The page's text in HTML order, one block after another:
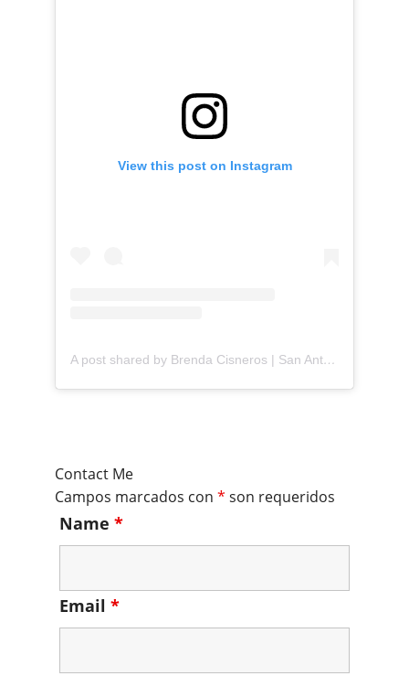
View this post on Instagram
A post shared by Brenda Cisneros | San Antonio Content Creator (@mejorandomihogar)
Contact Me
Campos marcados con * son requeridos
Name *
Email *